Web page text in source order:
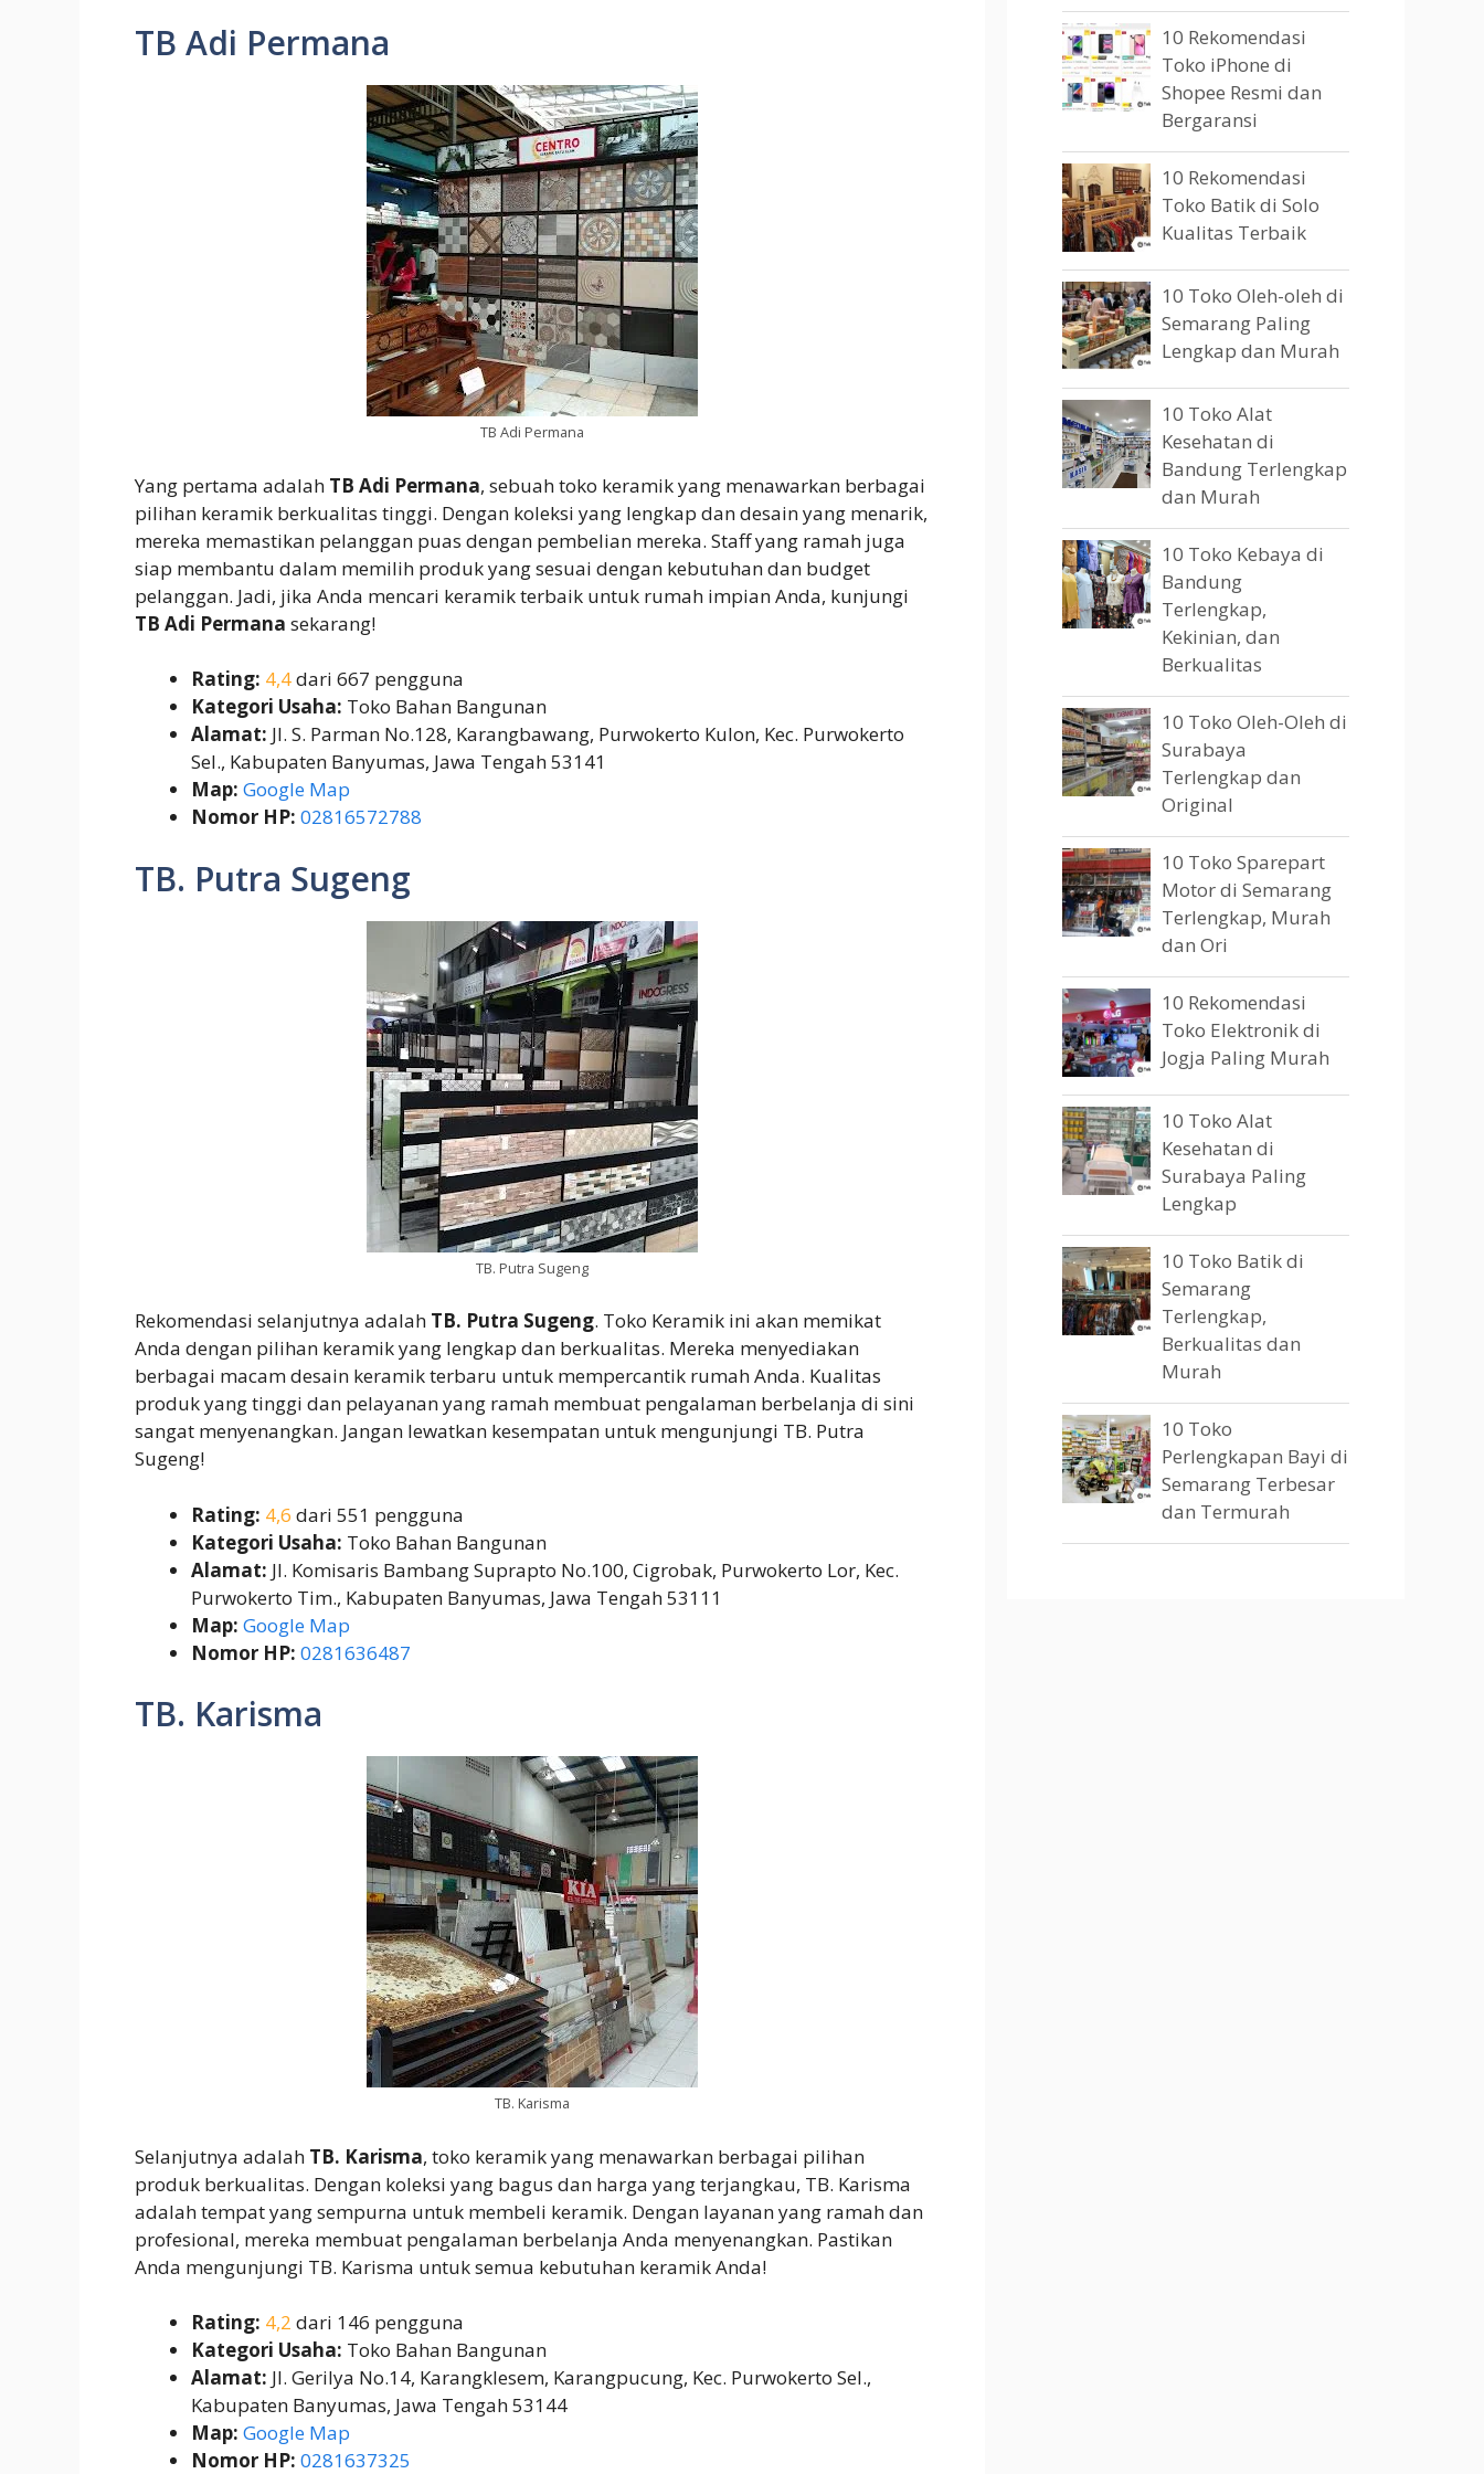
TB Adi Permana
TB Adi Permana
Yang pertama adalah TB Adi Permana, sebuah toko keramik yang menawarkan berbagai
pilihan keramik berkualitas tinggi. Dengan koleksi yang lengkap dan desain yang menarik,
mereka memastikan pelanggan puas dengan pembelian mereka. Staff yang ramah juga
siap membantu dalam memilih produk yang sesuai dengan kebutuhan dan budget
pelanggan. Jadi, jika Anda mencari keramik terbaik untuk rumah impian Anda, kunjungi
TB Adi Permana sekarang!
Rating: 4,4dari 667 pengguna
Kategori Usaha: Toko Bahan Bangunan
Alamat: Jl. S. Parman No.128, Karangbawang, Purwokerto Kulon, Kec. Purwokerto
Sel., Kabupaten Banyumas, Jawa Tengah 53141
Map: Google Map
Nomor HP: 02816572788
TB. Putra Sugeng
TB. Putra Sugeng
Rekomendasi selanjutnya adalah TB. Putra Sugeng. Toko Keramik ini akan memikat
Anda dengan pilihan keramik yang lengkap dan berkualitas. Mereka menyediakan
berbagai macam desain keramik terbaru untuk mempercantik rumah Anda. Kualitas
produk yang tinggi dan pelayanan yang ramah membuat pengalaman berbelanja di sini
sangat menyenangkan. Jangan lewatkan kesempatan untuk mengunjungi TB. Putra
Sugeng!
Rating: 4,6 dari 551 pengguna
Kategori Usaha: Toko Bahan Bangunan
Alamat: Jl. Komisaris Bambang Suprapto No.100, Cigrobak, Purwokerto Lor, Kec.
Purwokerto Tim., Kabupaten Banyumas, Jawa Tengah 53111
Map: Google Map
Nomor HP: 0281636487
TB. Karisma
TB. Karisma
Selanjutnya adalah TB. Karisma, toko keramik yang menawarkan berbagai pilihan
produk berkualitas. Dengan koleksi yang bagus dan harga yang terjangkau, TB. Karisma
adalah tempat yang sempurna untuk membeli keramik. Dengan layanan yang ramah dan
profesional, mereka membuat pengalaman berbelanja Anda menyenangkan. Pastikan
Anda mengunjungi TB. Karisma untuk semua kebutuhan keramik Anda!
Rating: 4,2 dari 146 pengguna
Kategori Usaha: Toko Bahan Bangunan
Alamat: Jl. Gerilya No.14, Karangklesem, Karangpucung, Kec. Purwokerto Sel.,
Kabupaten Banyumas, Jawa Tengah 53144
Map: Google Map
Nomor HP: 0281637325
10 Rekomendasi
Toko iPhone di
Shopee Resmi dan
Bergaransi
10 Rekomendasi
Toko Batik di Solo
Kualitas Terbaik
10 Toko Oleh-oleh di
Semarang Paling
Lengkap dan Murah
10 Toko Alat
Kesehatan di
Bandung Terlengkap
dan Murah
10 Toko Kebaya di
Bandung
Terlengkap,
Kekinian, dan
Berkualitas
10 Toko Oleh-Oleh di
Surabaya
Terlengkap dan
Original
10 Toko Sparepart
Motor di Semarang
Terlengkap, Murah
dan Ori
10 Rekomendasi
Toko Elektronik di
Jogja Paling Murah
10 Toko Alat
Kesehatan di
Surabaya Paling
Lengkap
10 Toko Batik di
Semarang
Terlengkap,
Berkualitas dan
Murah
10 Toko
Perlengkapan Bayi di
Semarang Terbesar
dan Termurah